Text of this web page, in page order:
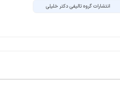
انتشارات گروه تالیفی دکتر خلیلی